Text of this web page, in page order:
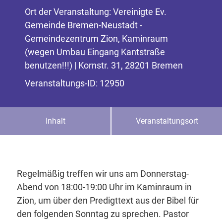
Ort der Veranstaltung: Vereinigte Ev.
Gemeinde Bremen-Neustadt -
Gemeindezentrum Zion, Kaminraum
(wegen Umbau Eingang Kantstraße
benutzen!!!) | Kornstr. 31, 28201 Bremen
Veranstaltungs-ID: 12950
Inhalt Veranstaltungsort
Regelmäßig treffen wir uns am Donnerstag-
Abend von 18:00-19:00 Uhr im Kaminraum in
Zion, um über den Predigttext aus der Bibel für
den folgenden Sonntag zu sprechen. Pastor